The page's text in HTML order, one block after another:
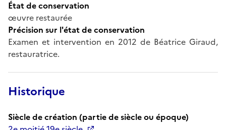
État de conservation
œuvre restaurée
Précision sur l'état de conservation
Examen et intervention en 2012 de Béatrice Giraud,
restauratrice.
Historique
Siècle de création (partie de siècle ou époque)